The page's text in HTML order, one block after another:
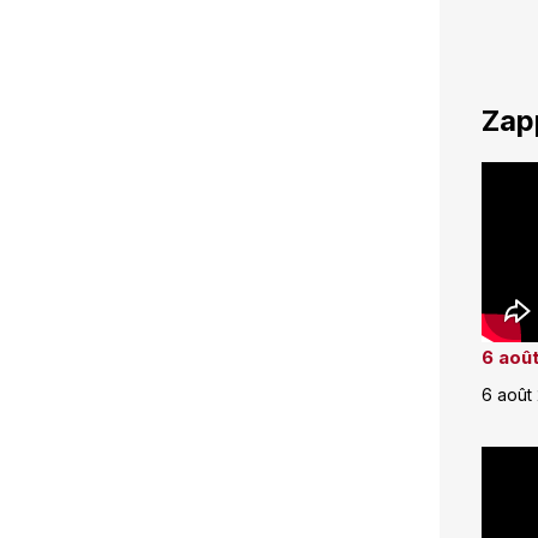
6
6 août